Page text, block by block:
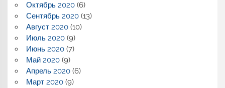
Октябрь 2020(6)
Сентябрь 2020(13)
Август 2020(10)
Июль 2020(9)
Июнь 2020(7)
Май 2020(9)
Апрель 2020(6)
Март 2020(9)